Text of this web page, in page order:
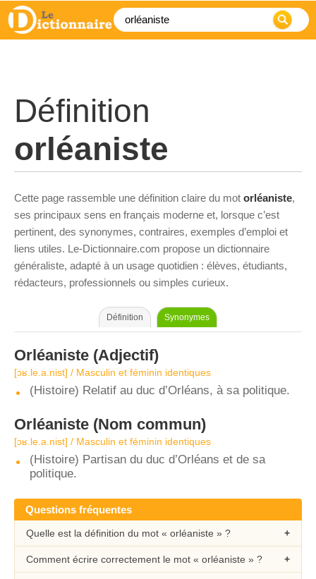
Définition
orléaniste
Cette page rassemble une définition claire du mot orléaniste,
ses principaux sens en français moderne et, lorsque c’est
pertinent, des synonymes, contraires, exemples d’emploi et
liens utiles. Le-Dictionnaire.com propose un dictionnaire
généraliste, adapté à un usage quotidien : élèves, étudiants,
rédacteurs, professionnels ou simples curieux.
Définition Synonymes
Orléaniste (Adjectif)
[ɔʁ.le.a.nist] / Masculin et féminin identiques
(Histoire) Relatif au duc d’Orléans, à sa politique.
Orléaniste (Nom commun)
[ɔʁ.le.a.nist] / Masculin et féminin identiques
(Histoire) Partisan du duc d’Orléans et de sa
politique.
Questions fréquentes
Quelle est la définition du mot « orléaniste » ?
Comment écrire correctement le mot « orléaniste » ?